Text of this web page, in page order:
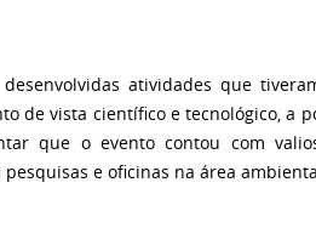
atividades que
de vista científico e tecnológico, a
que o evento contou com
e oficinas na área